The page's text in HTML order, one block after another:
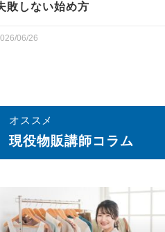
敗しない始め方
06/26
オススメ
現役物販講師コラム